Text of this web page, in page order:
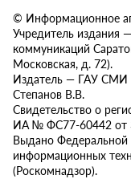
© Информационное
Учредитель издания
коммуникаций
Московская, д. 72).
Издатель — ГАУ СМИ
Степанов В.В.
Свидетельство о
ИА № ФС77-60442 от
Выдано Федеральной
информационных
(Роскомнадзор).